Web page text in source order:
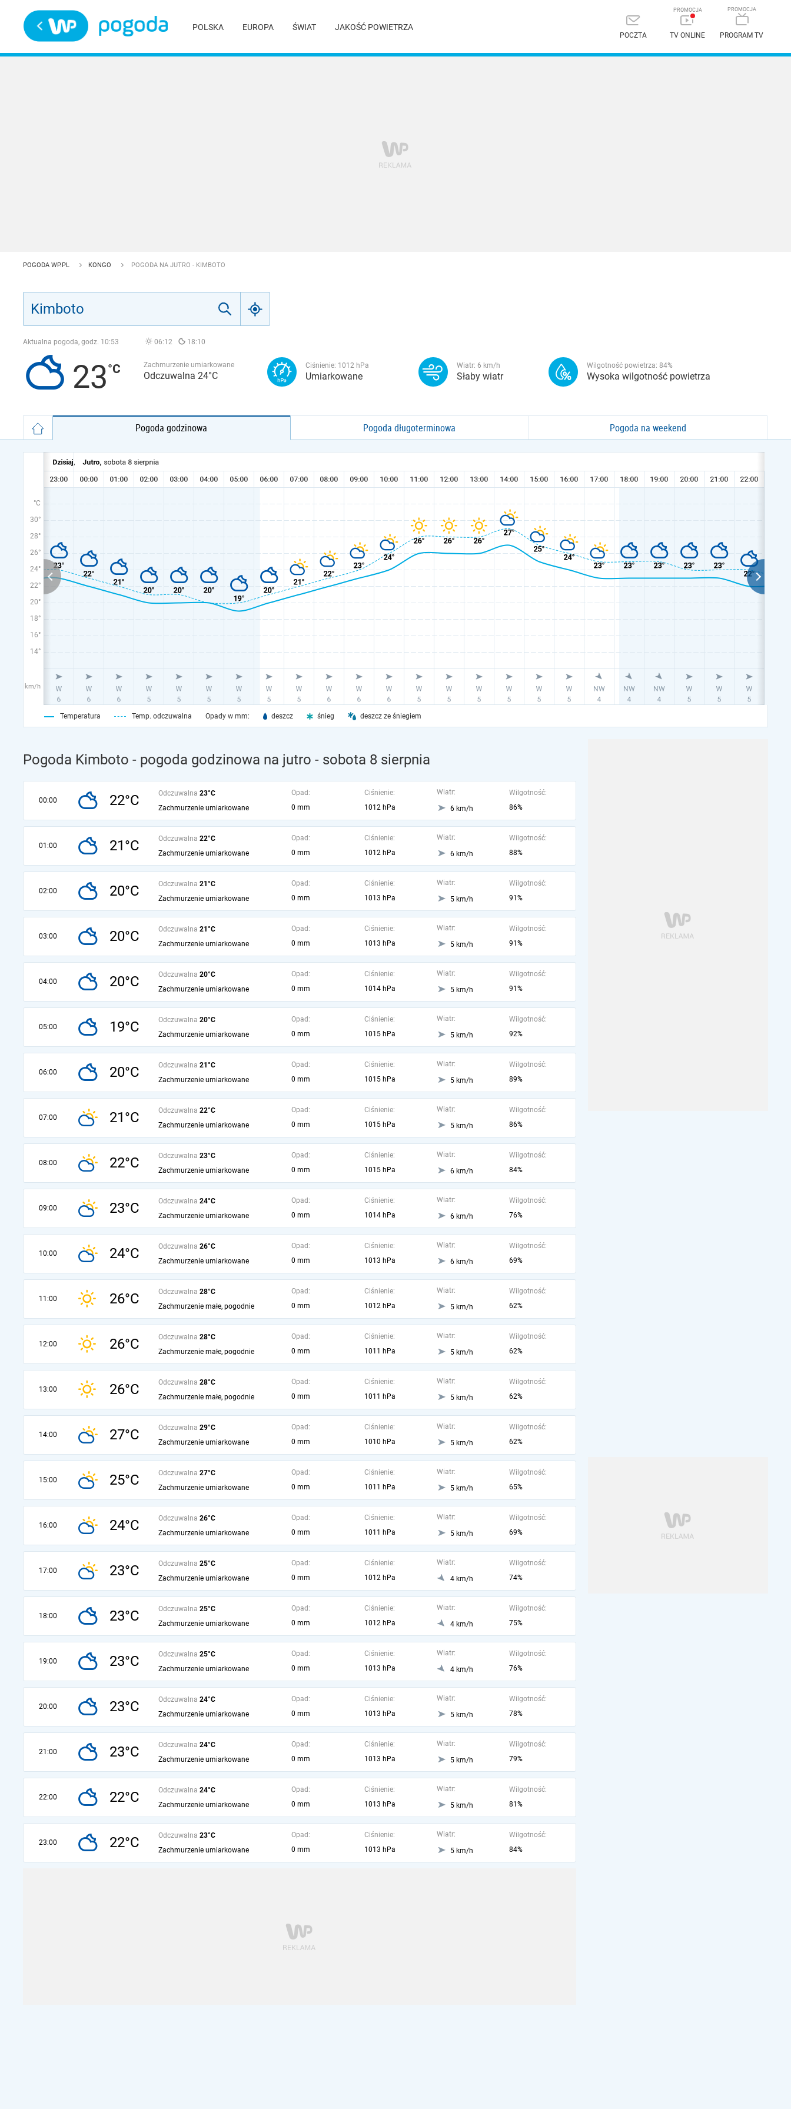
POLSKA EUROPA ŚWIAT JAKOŚĆ POWIETRZA
POCZTA TV ONLINE PROGRAM TV
POGODA WP.PL KONGO POGODA NA JUTRO - KIMBOTO
Aktualna pogoda, godz. 10:53 06:12 18:10
23 Zachmurzenie umiarkowane
Odczuwalna 24°C
Ciśnienie: 1012 hPa
Umiarkowane
Wiatr: 6 km/h
Słaby wiatr
Wilgotność powietrza: 84%
Wysoka wilgotność powietrza
Pogoda godzinowa Pogoda długoterminowa Pogoda na weekend
°C
30°
28°
26°
24°
22°
20°
18°
16°
14°
km/h
Temperatura Temp. odczuwalna Opady w mm: deszcz śnieg deszcz ze śniegiem
Pogoda Kimboto - pogoda godzinowa na jutro - sobota 8 sierpnia
00:00 22°C Odczuwalna 23°C
Zachmurzenie umiarkowane
Opad:
0 mm
Ciśnienie:
1012 hPa
Wiatr:
6 km/h
Wilgotność:
86%
01:00 21°C Odczuwalna 22°C
Zachmurzenie umiarkowane
Opad:
0 mm
Ciśnienie:
1012 hPa
Wiatr:
6 km/h
Wilgotność:
88%
02:00 20°C Odczuwalna 21°C
Zachmurzenie umiarkowane
Opad:
0 mm
Ciśnienie:
1013 hPa
Wiatr:
5 km/h
Wilgotność:
91%
03:00 20°C Odczuwalna 21°C
Zachmurzenie umiarkowane
Opad:
0 mm
Ciśnienie:
1013 hPa
Wiatr:
5 km/h
Wilgotność:
91%
04:00 20°C Odczuwalna 20°C
Zachmurzenie umiarkowane
Opad:
0 mm
Ciśnienie:
1014 hPa
Wiatr:
5 km/h
Wilgotność:
91%
05:00 19°C Odczuwalna 20°C
Zachmurzenie umiarkowane
Opad:
0 mm
Ciśnienie:
1015 hPa
Wiatr:
5 km/h
Wilgotność:
92%
06:00 20°C Odczuwalna 21°C
Zachmurzenie umiarkowane
Opad:
0 mm
Ciśnienie:
1015 hPa
Wiatr:
5 km/h
Wilgotność:
89%
07:00 21°C Odczuwalna 22°C
Zachmurzenie umiarkowane
Opad:
0 mm
Ciśnienie:
1015 hPa
Wiatr:
5 km/h
Wilgotność:
86%
08:00 22°C Odczuwalna 23°C
Zachmurzenie umiarkowane
Opad:
0 mm
Ciśnienie:
1015 hPa
Wiatr:
6 km/h
Wilgotność:
84%
09:00 23°C Odczuwalna 24°C
Zachmurzenie umiarkowane
Opad:
0 mm
Ciśnienie:
1014 hPa
Wiatr:
6 km/h
Wilgotność:
76%
10:00 24°C Odczuwalna 26°C
Zachmurzenie umiarkowane
Opad:
0 mm
Ciśnienie:
1013 hPa
Wiatr:
6 km/h
Wilgotność:
69%
11:00 26°C Odczuwalna 28°C
Zachmurzenie małe, pogodnie
Opad:
0 mm
Ciśnienie:
1012 hPa
Wiatr:
5 km/h
Wilgotność:
62%
12:00 26°C Odczuwalna 28°C
Zachmurzenie małe, pogodnie
Opad:
0 mm
Ciśnienie:
1011 hPa
Wiatr:
5 km/h
Wilgotność:
62%
13:00 26°C Odczuwalna 28°C
Zachmurzenie małe, pogodnie
Opad:
0 mm
Ciśnienie:
1011 hPa
Wiatr:
5 km/h
Wilgotność:
62%
14:00 27°C Odczuwalna 29°C
Zachmurzenie umiarkowane
Opad:
0 mm
Ciśnienie:
1010 hPa
Wiatr:
5 km/h
Wilgotność:
62%
15:00 25°C Odczuwalna 27°C
Zachmurzenie umiarkowane
Opad:
0 mm
Ciśnienie:
1011 hPa
Wiatr:
5 km/h
Wilgotność:
65%
16:00 24°C Odczuwalna 26°C
Zachmurzenie umiarkowane
Opad:
0 mm
Ciśnienie:
1011 hPa
Wiatr:
5 km/h
Wilgotność:
69%
17:00 23°C Odczuwalna 25°C
Zachmurzenie umiarkowane
Opad:
0 mm
Ciśnienie:
1012 hPa
Wiatr:
4 km/h
Wilgotność:
74%
18:00 23°C Odczuwalna 25°C
Zachmurzenie umiarkowane
Opad:
0 mm
Ciśnienie:
1012 hPa
Wiatr:
4 km/h
Wilgotność:
75%
19:00 23°C Odczuwalna 25°C
Zachmurzenie umiarkowane
Opad:
0 mm
Ciśnienie:
1013 hPa
Wiatr:
4 km/h
Wilgotność:
76%
20:00 23°C Odczuwalna 24°C
Zachmurzenie umiarkowane
Opad:
0 mm
Ciśnienie:
1013 hPa
Wiatr:
5 km/h
Wilgotność:
78%
21:00 23°C Odczuwalna 24°C
Zachmurzenie umiarkowane
Opad:
0 mm
Ciśnienie:
1013 hPa
Wiatr:
5 km/h
Wilgotność:
79%
22:00 22°C Odczuwalna 24°C
Zachmurzenie umiarkowane
Opad:
0 mm
Ciśnienie:
1013 hPa
Wiatr:
5 km/h
Wilgotność:
81%
23:00 22°C Odczuwalna 23°C
Zachmurzenie umiarkowane
Opad:
0 mm
Ciśnienie:
1013 hPa
Wiatr:
5 km/h
Wilgotność:
84%